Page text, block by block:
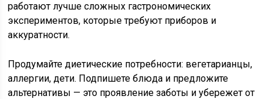
работают лучше сложных гастрономических
экспериментов, которые требуют приборов и
аккуратности.
Продумайте диетические потребности: вегетарианцы,
аллергии, дети. Подпишете блюда и предложите
альтернативы — это проявление заботы и убережет от